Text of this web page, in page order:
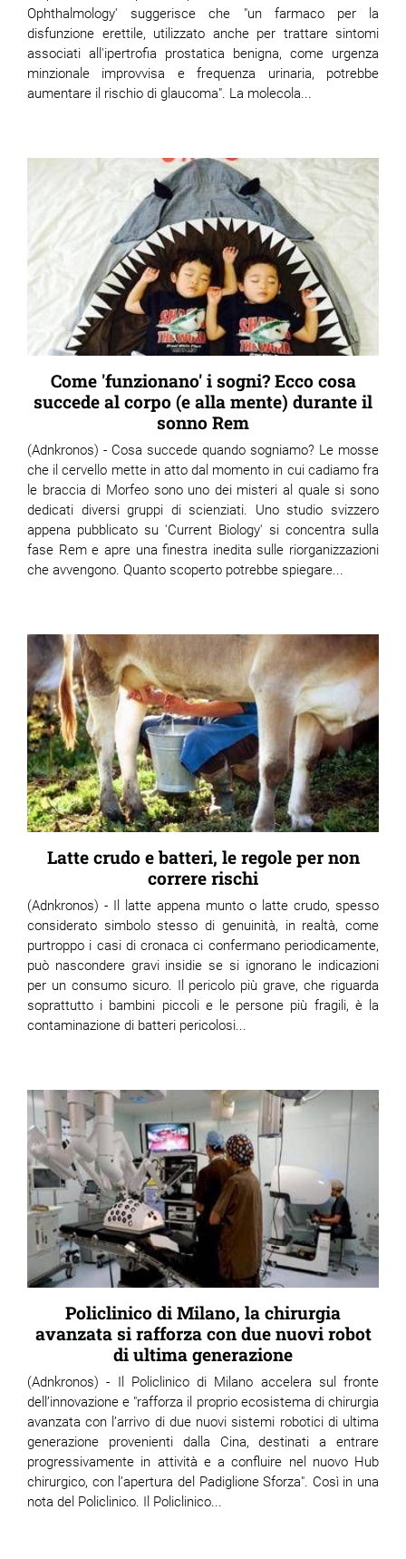
Ophthalmology' suggerisce che "un farmaco per la
disfunzione erettile, utilizzato anche per trattare sintomi
associati all'ipertrofia prostatica benigna, come urgenza
minzionale improvvisa e frequenza urinaria, potrebbe
aumentare il rischio di glaucoma". La molecola...
Come 'funzionano' i sogni? Ecco cosa
succede al corpo (e alla mente) durante il
sonno Rem
(Adnkronos) - Cosa succede quando sogniamo? Le mosse
che il cervello mette in atto dal momento in cui cadiamo fra
le braccia di Morfeo sono uno dei misteri al quale si sono
dedicati diversi gruppi di scienziati. Uno studio svizzero
appena pubblicato su 'Current Biology' si concentra sulla
fase Rem e apre una finestra inedita sulle riorganizzazioni
che avvengono. Quanto scoperto potrebbe spiegare...
Latte crudo e batteri, le regole per non
correre rischi
(Adnkronos) - Il latte appena munto o latte crudo, spesso
considerato simbolo stesso di genuinità, in realtà, come
purtroppo i casi di cronaca ci confermano periodicamente,
può nascondere gravi insidie se si ignorano le indicazioni
per un consumo sicuro. Il pericolo più grave, che riguarda
soprattutto i bambini piccoli e le persone più fragili, è la
contaminazione di batteri pericolosi...
Policlinico di Milano, la chirurgia
avanzata si rafforza con due nuovi robot
di ultima generazione
(Adnkronos) - Il Policlinico di Milano accelera sul fronte
dell’innovazione e "rafforza il proprio ecosistema di chirurgia
avanzata con l’arrivo di due nuovi sistemi robotici di ultima
generazione provenienti dalla Cina, destinati a entrare
progressivamente in attività e a confluire nel nuovo Hub
chirurgico, con l’apertura del Padiglione Sforza". Così in una
nota del Policlinico. Il Policlinico...